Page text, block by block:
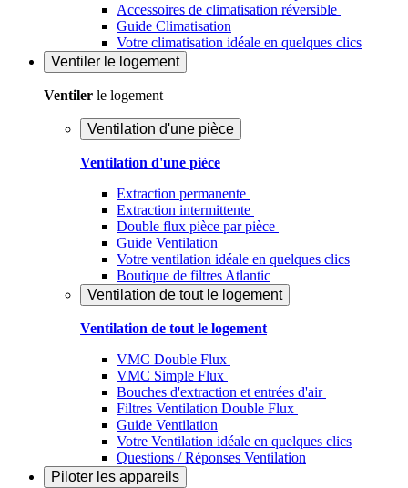
Accessoires de climatisation réversible
Guide Climatisation
Votre climatisation idéale en quelques clics
Ventiler le logement
Ventiler le logement
Ventilation d'une pièce
Ventilation d'une pièce
Extraction permanente
Extraction intermittente
Double flux pièce par pièce
Guide Ventilation
Votre ventilation idéale en quelques clics
Boutique de filtres Atlantic
Ventilation de tout le logement
Ventilation de tout le logement
VMC Double Flux
VMC Simple Flux
Bouches d'extraction et entrées d'air
Filtres Ventilation Double Flux
Guide Ventilation
Votre Ventilation idéale en quelques clics
Questions / Réponses Ventilation
Piloter les appareils